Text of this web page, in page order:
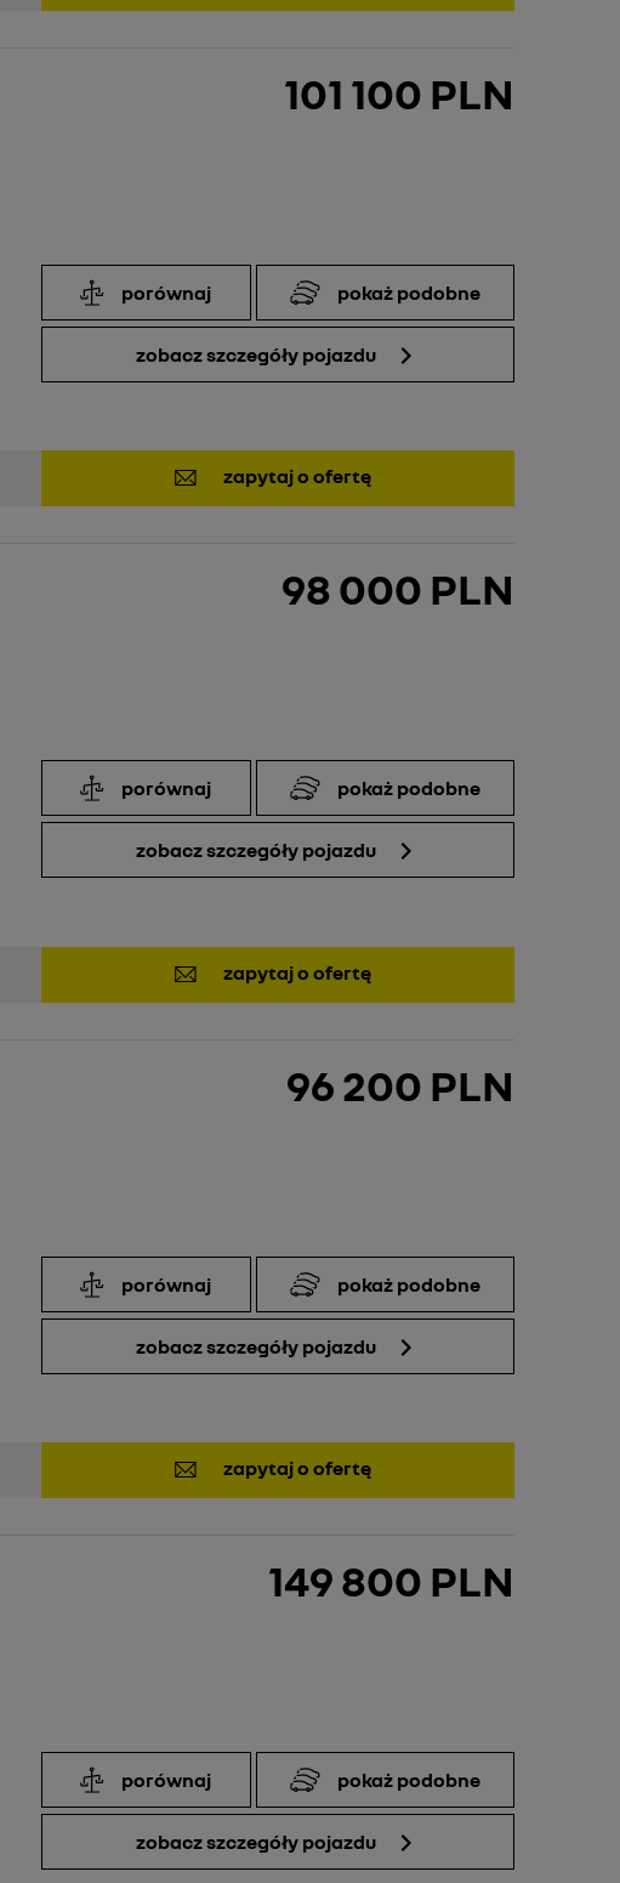
101 100 PLN
porównaj pokaż podobne
zobacz szczegóły pojazdu
zapytaj o ofertę
98 000 PLN
porównaj pokaż podobne
zobacz szczegóły pojazdu
zapytaj o ofertę
96 200 PLN
porównaj pokaż podobne
zobacz szczegóły pojazdu
zapytaj o ofertę
149 800 PLN
porównaj pokaż podobne
zobacz szczegóły pojazdu